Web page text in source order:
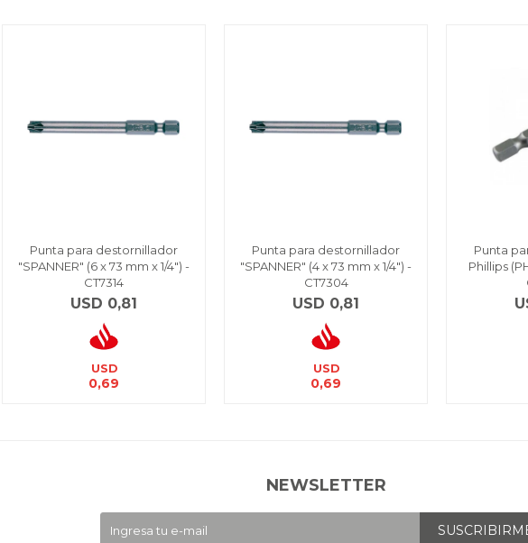
Punta para destornillador
"SPANNER" (6 x 73 mm x 1/4") -
CT7314
USD 0,81
USD
0,69
Punta para destornillador
"SPANNER" (4 x 73 mm x 1/4") -
CT7304
USD 0,81
USD
0,69
Punta
Phillips
NEWSLETTER